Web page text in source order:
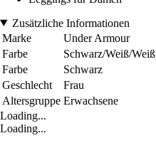
Zusätzliche Informationen
Marke
Under Armour
Farbe
Schwarz/Weiß/Weiß
Farbe
Schwarz
Geschlecht
Frau
Altersgruppe Erwachsene
Loading...
Loading...